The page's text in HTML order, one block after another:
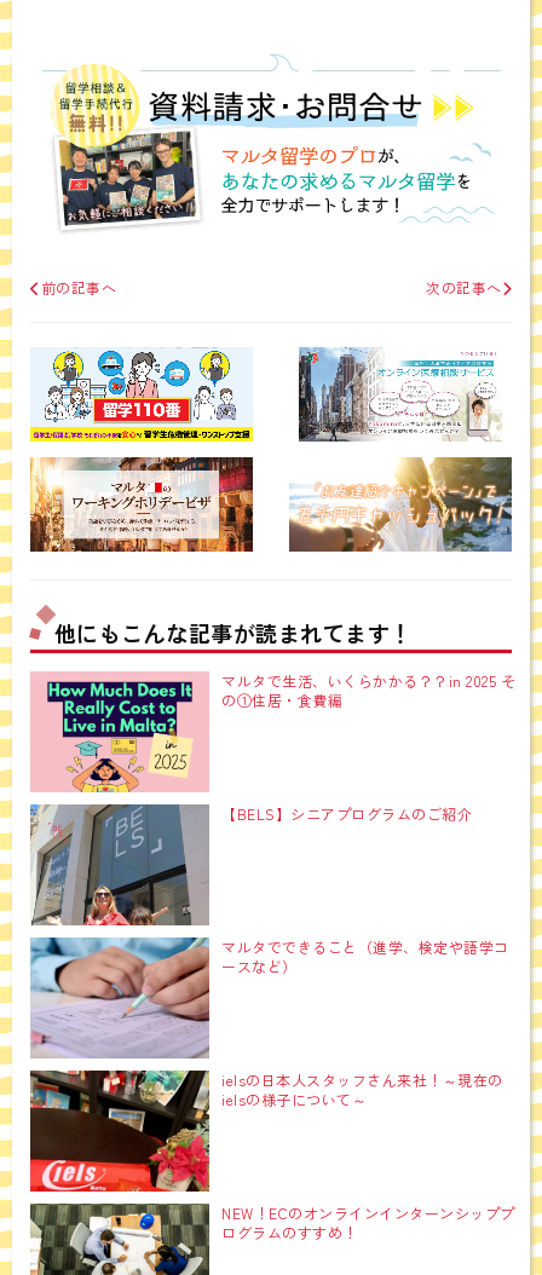
前の記事へ 次の記事へ
他にもこんな記事が読まれてます！
マルタで生活、いくらかかる？？in 2025 そ
の①住居・食費編
【BELS】シニアプログラムのご紹介
マルタでできること（進学、検定や語学コ
ースなど）
ielsの日本人スタッフさん来社！～現在の
ielsの様子について～
NEW！ECのオンラインインターンシッププ
ログラムのすすめ！